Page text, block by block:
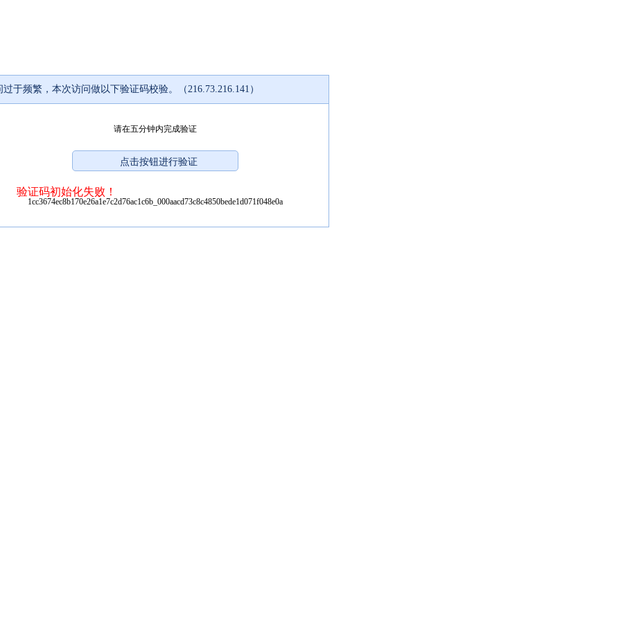
过于频繁，本次访问做以下验证码校验。（216.73.216.141）
请在五分钟内完成验证
验证码初始化失败！
1cc3674ec8b170e26a1e7c2d76ac1c6b_000aacd73c8c4850bede1d071f048e0a